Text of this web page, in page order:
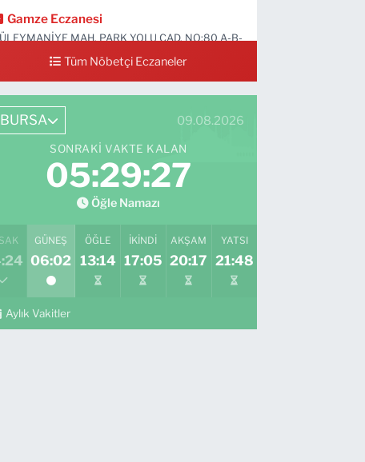
Gamze Eczanesi
MAH. PARK YOLU CAD. NO:80 A-B-
Tüm Nöbetçi Eczaneler
BURSA 09.08.2026
SONRAKI VAKTE KALAN
05:29:26
Öğle Namazı
GÜNEŞ
06:02
ÖĞLE
13:14
İKINDI
17:05
AKŞAM
20:17
YATSI
21:48
Aylık Vakitler